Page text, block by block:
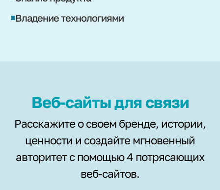
Владение технологиями
Веб-сайты для связи
Расскажите о своем бренде, истории,
ценности и создайте мгновенный
авторитет с помощью 4 потрясающих
веб-сайтов.